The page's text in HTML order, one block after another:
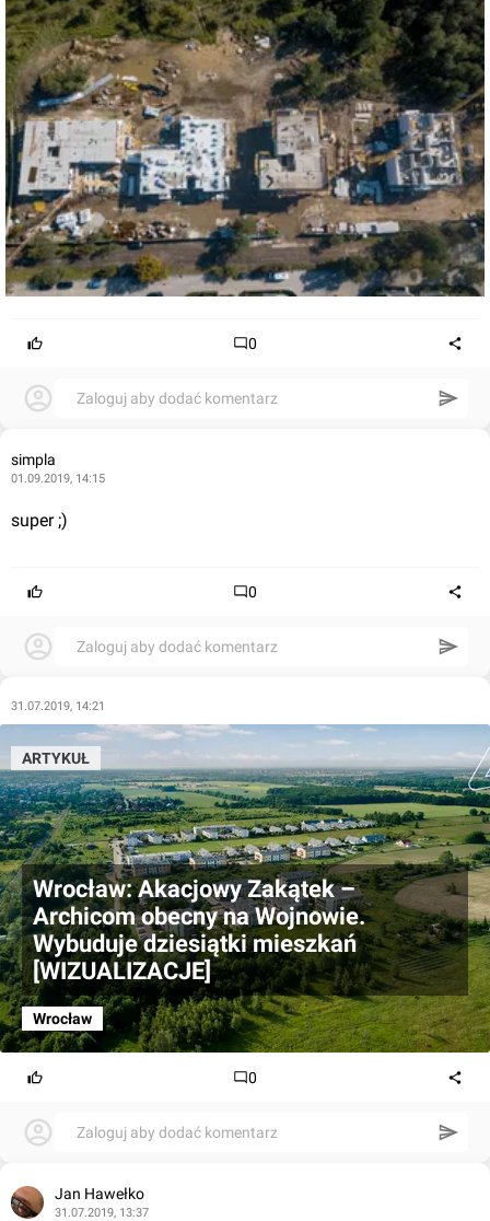
0
Zaloguj aby dodać komentarz
simpla
01.09.2019, 14:15
super ;)
0
Zaloguj aby dodać komentarz
31.07.2019, 14:21
Wrocław: Akacjowy Zakątek –
Archicom obecny na Wojnowie.
Wybuduje dziesiątki mieszkań
[WIZUALIZACJE]
Wrocław
ARTYKUŁ
0
Zaloguj aby dodać komentarz
Jan Hawełko
31.07.2019, 13:37